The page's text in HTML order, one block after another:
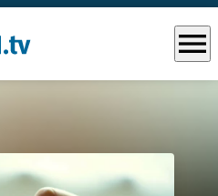
menu